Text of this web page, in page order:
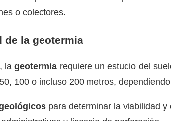
o colectores.
de la geotermia
lageotermia requiere un estudio del
100 o incluso 200 metros,
para determinar la viabilidad